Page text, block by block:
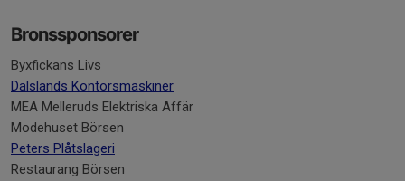
Bronssponsorer
Byxfickans Livs
Dalslands Kontorsmaskiner
MEA Melleruds Elektriska Affär
Modehuset Börsen
Peters Plåtslageri
Restaurang Börsen